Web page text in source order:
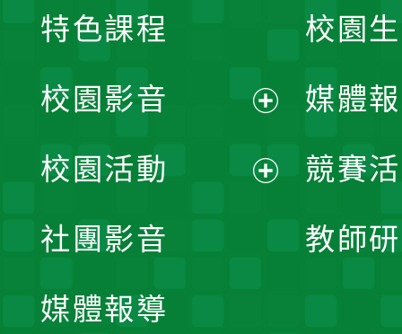
校園
媒體
競賽
教師
特色課程
校園影音
開
校園活動
社團影音
媒體報導